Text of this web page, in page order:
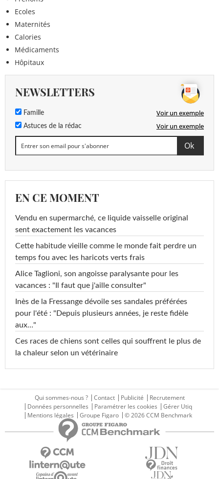
Ecoles
Maternités
Calories
Médicaments
Hôpitaux
NEWSLETTERS
Famille Voir un exemple
Astuces de la rédac Voir un exemple
EN CE MOMENT
Vendu en supermarché, ce liquide vaisselle original
sent exactement les vacances
Cette habitude vieille comme le monde fait perdre un
temps fou avec les haricots verts frais
Alice Taglioni, son angoisse paralysante pour les
vacances : "Il faut que j'aille consulter"
Inès de la Fressange dévoile ses sandales préférées
pour l'été : "Depuis plusieurs années, je reste fidèle
aux…"
Ces races de chiens sont celles qui souffrent le plus de
la chaleur selon un vétérinaire
Qui sommes-nous ? Contact Publicité
Recrutement
Données personnelles
Paramétrer les cookies
Gérer Utiq
Mentions légales
Groupe Figaro © 2026 CCM Benchmark